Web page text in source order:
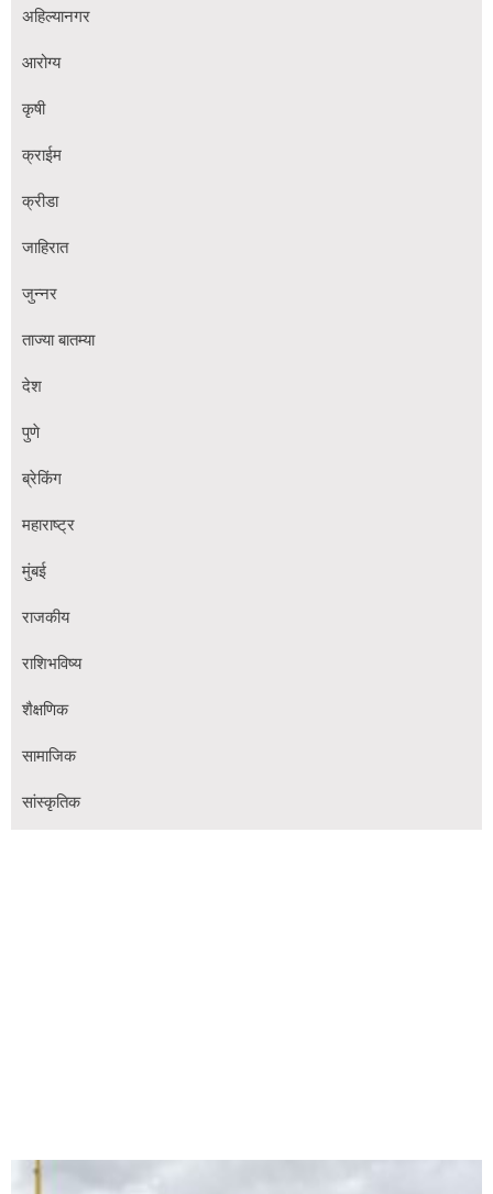
अहिल्यानगर
आरोग्य
कृषी
क्राईम
क्रीडा
जाहिरात
जुन्नर
ताज्या बातम्या
देश
पुणे
ब्रेकिंग
महाराष्ट्र
मुंबई
राजकीय
राशिभविष्य
शैक्षणिक
सामाजिक
सांस्कृतिक